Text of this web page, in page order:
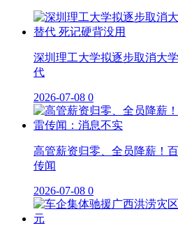
深圳理工大学拟逐步取消大
代
2026-07-08 0
高管薪资归零、全员降薪！
传闻
2026-07-08 0